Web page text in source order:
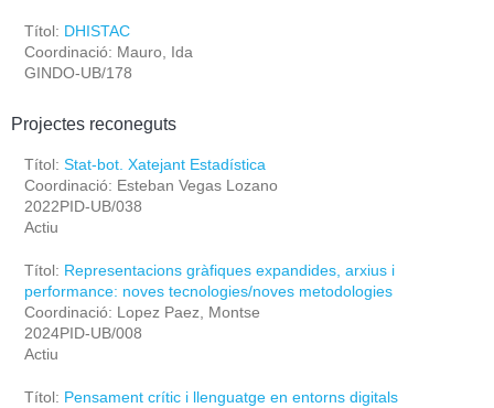
Títol: DHISTAC
Coordinació: Mauro, Ida
GINDO-UB/178
Projectes reconeguts
Títol: Stat-bot. Xatejant Estadística
Coordinació: Esteban Vegas Lozano
2022PID-UB/038
Actiu
Títol: Representacions gràfiques expandides, arxius i
performance: noves tecnologies/noves metodologies
Coordinació: Lopez Paez, Montse
2024PID-UB/008
Actiu
Títol: Pensament crític i llenguatge en entorns digitals